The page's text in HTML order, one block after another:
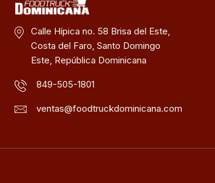
Calle Hípica no. 58 Brisa del Este,
Costa del Faro, Santo Domingo
Este, República Dominicana
849-505-1801
ventas@foodtruckdominicana.com